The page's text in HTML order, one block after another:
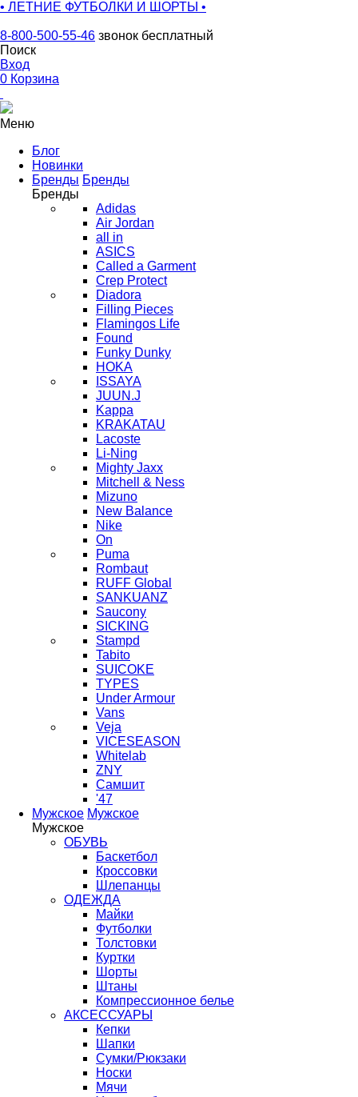
• ЛЕТНИЕ ФУТБОЛКИ И ШОРТЫ •
8-800-500-55-46 звонок бесплатный
Поиск
Вход
0 Корзина
Меню
Блог
Новинки
Бренды Бренды
Бренды
Adidas
Air Jordan
all in
ASICS
Called a Garment
Crep Protect
Diadora
Filling Pieces
Flamingos Life
Found
Funky Dunky
HOKA
ISSAYA
JUUN.J
Kappa
KRAKATAU
Lacoste
Li-Ning
Mighty Jaxx
Mitchell & Ness
Mizuno
New Balance
Nike
On
Puma
Rombaut
RUFF Global
SANKUANZ
Saucony
SICKING
Stampd
Tabito
SUICOKE
TYPES
Under Armour
Vans
Veja
VICESEASON
Whitelab
ZNY
Самшит
'47
Мужское Мужское
Мужское
ОБУВЬ
Баскетбол
Кроссовки
Шлепанцы
ОДЕЖДА
Майки
Футболки
Толстовки
Куртки
Шорты
Штаны
Компрессионное белье
АКСЕССУАРЫ
Кепки
Шапки
Сумки/Рюкзаки
Носки
Мячи